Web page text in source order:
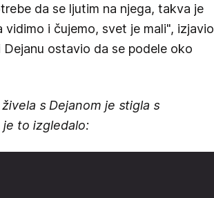
da se ljutim na njega, takva je
i čujemo, svet je mali", izjavio
ostavio da se podele oko
s Dejanom je stigla s
je to izgledalo: